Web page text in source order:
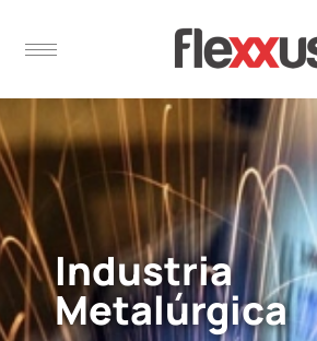
Industria
Metalúrgica